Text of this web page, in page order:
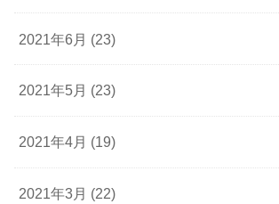
2021年6月 (23)
2021年5月 (23)
2021年4月 (19)
2021年3月 (22)